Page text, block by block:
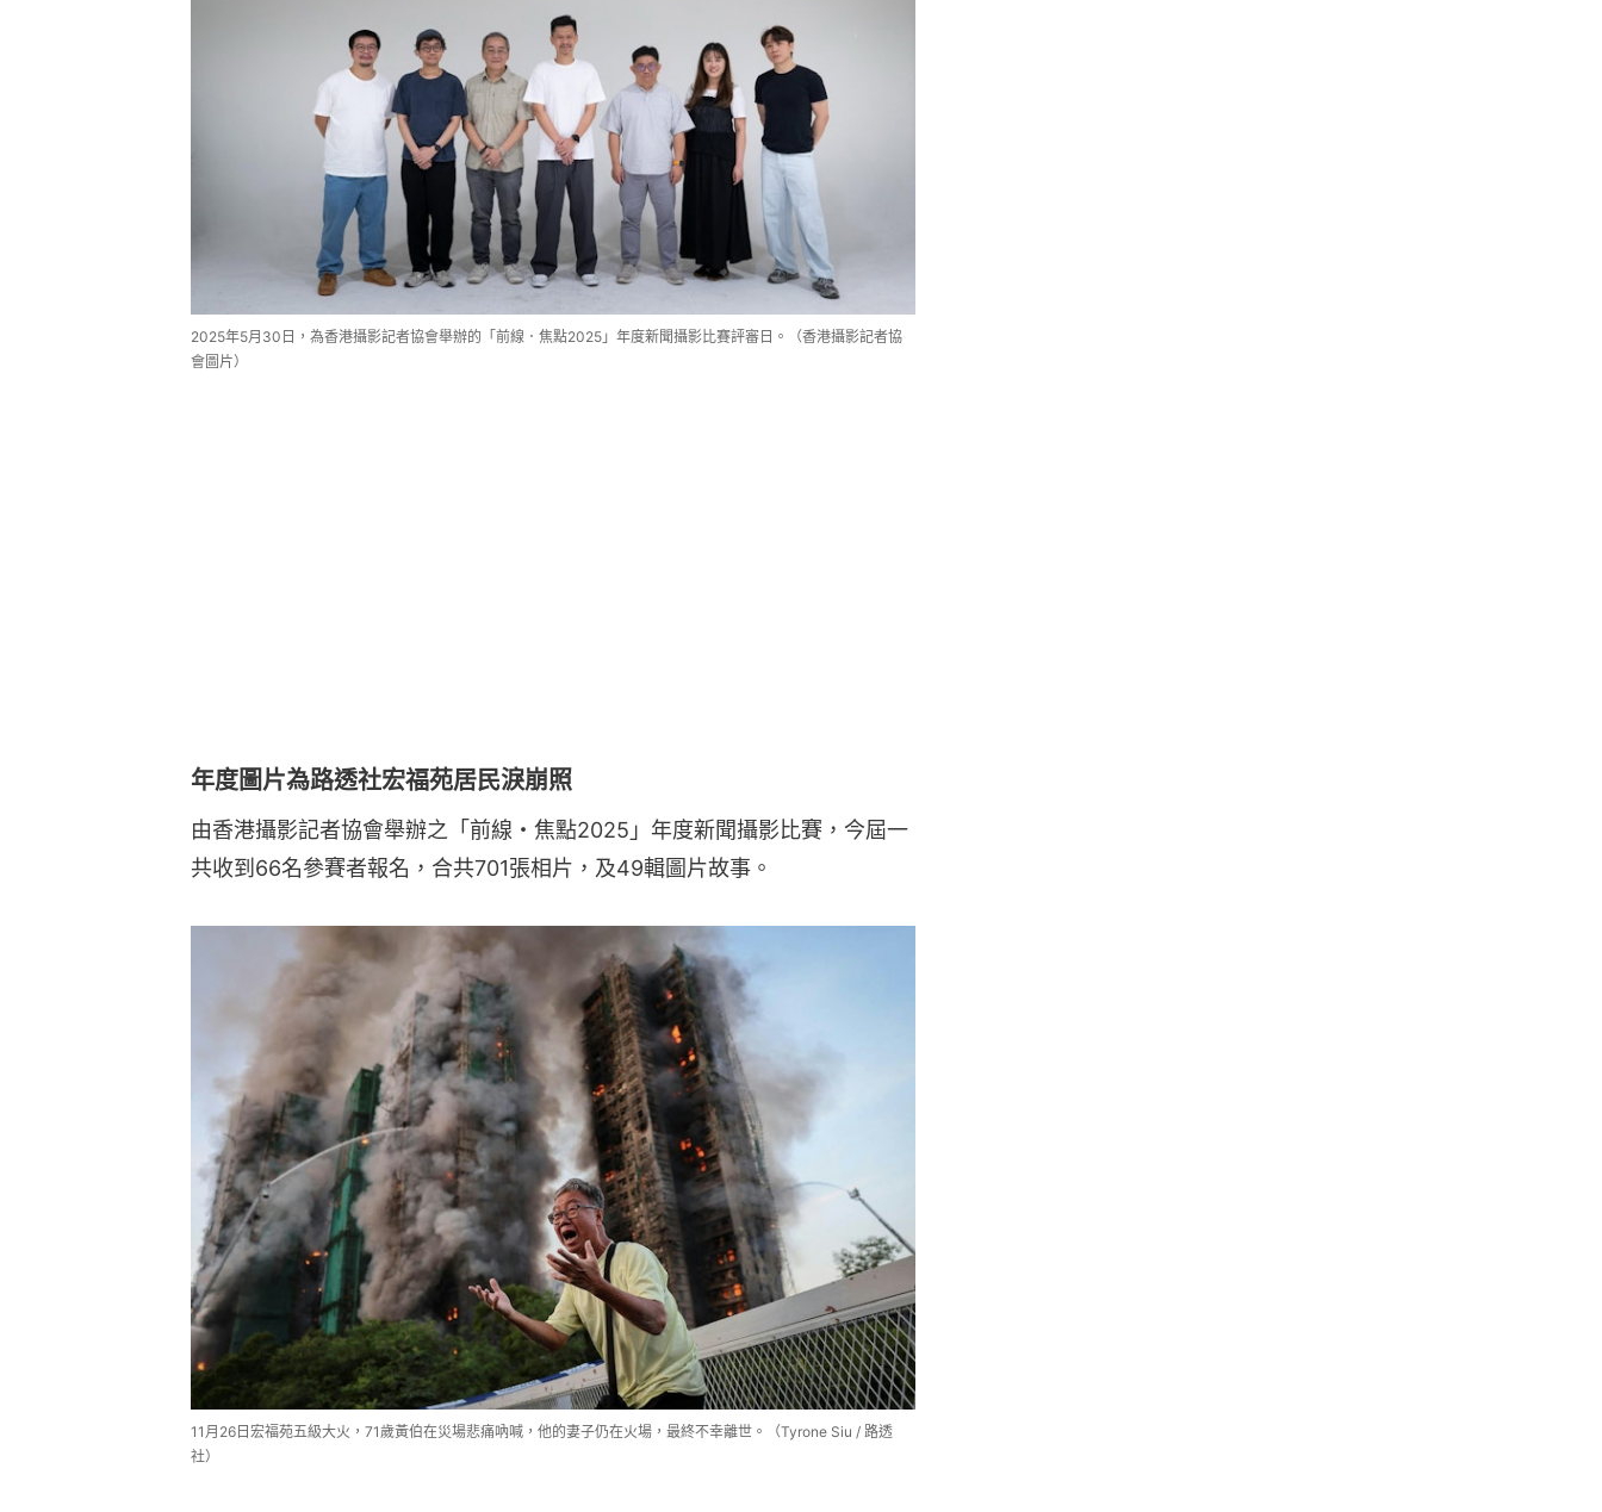
2025年5月30日，為香港攝影記者協會舉辦的「前線．焦點2025」年度新聞攝影比賽評審日。（香港攝影記者協
會圖片）
年度圖片為路透社宏福苑居民淚崩照
由香港攝影記者協會舉辦之「前線・焦點2025」年度新聞攝影比賽，今屆一
共收到66名參賽者報名，合共701張相片，及49輯圖片故事。
11月26日宏福苑五級大火，71歲黃伯在災場悲痛吶喊，他的妻子仍在火場，最終不幸離世。（Tyrone Siu / 路透
社）